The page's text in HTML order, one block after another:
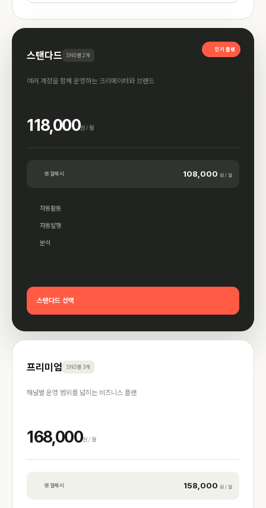
인기 플랜
스탠다드 SNS별 2개
여러 계정을 함께 운영하는 크리에이터와 브랜드
118,000원 / 월
연 결제 시 108,000 원 / 월
자동활동
자동발행
분석
스탠다드 선택
프리미엄 SNS별 3개
채널별 운영 범위를 넓히는 비즈니스 플랜
168,000원 / 월
연 결제 시 158,000 원 / 월